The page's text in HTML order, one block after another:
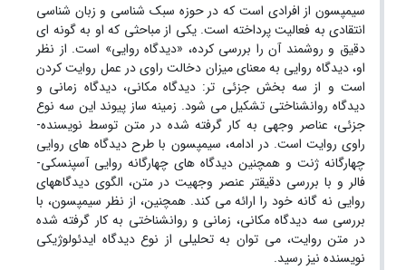
سیمپسون از افرادی است که در حوزه سبک شناسی و زبان شناسی
انتقادی به فعالیت پرداخته است. یکی از مباحثی که او به گونه ای
دقیق و روشمند آن را بررسی کرده، «دیدگاه روایی» است. از نظر
او، دیدگاه روایی به معنای میزان دخالت راوی در عمل روایت کردن
است و از سه بخش جزئی تر: دیدگاه مکانی، دیدگاه زمانی و
دیدگاه روان­شناختی تشکیل می شود. زمینه ساز پیوند این سه نوع
جزئی، عناصر وجهی به کار گرفته شده در متن توسط نویسنده-
راوی روایت است. در ادامه، سیمپسون با طرح دیدگاه های روایی
چهار­گانه ژنت و همچنین دیدگاه های چهارگانه روایی آسپنسکی-
فالر و با بررسی دقیق­تر عنصر وجهیت در متن، الگوی دیدگاه­های
روایی نه گانه خود را ارائه می کند. همچنین، از نظر سیمپسون، با
بررسی سه دیدگاه مکانی، زمانی و روان­شناختی به کار گرفته شده
در متن روایت، می توان به تحلیلی از نوع دیدگاه ایدئولوژیکی
نویسنده نیز رسید.